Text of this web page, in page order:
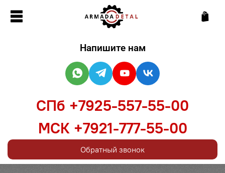
Напишите нам
СПб +7925-557-55-00
МСК +7921-777-55-00
Обратный звонок